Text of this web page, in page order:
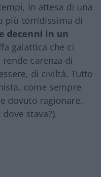
in attesa di una
più torridissima di
decenni in un
galattica che ci
carenza di
di civiltà. Tutto
come sempre
dovuto ragionare,
stava?).